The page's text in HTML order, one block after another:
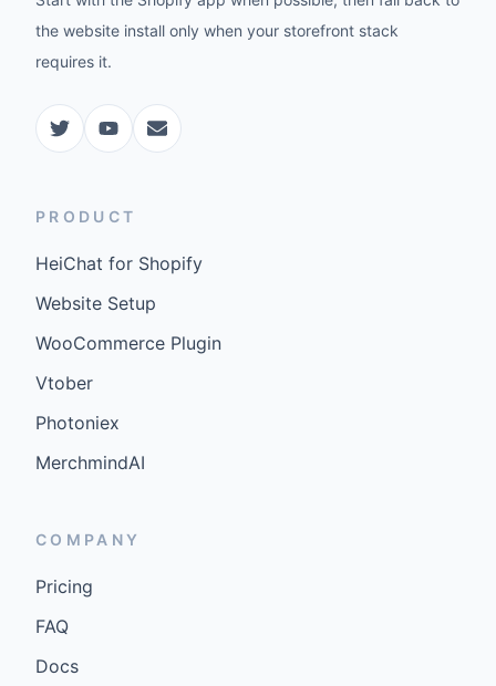
the website install only when your storefront stack
requires it.
PRODUCT
HeiChat for Shopify
Website Setup
WooCommerce Plugin
Vtober
Photoniex
MerchmindAI
COMPANY
Pricing
FAQ
Docs